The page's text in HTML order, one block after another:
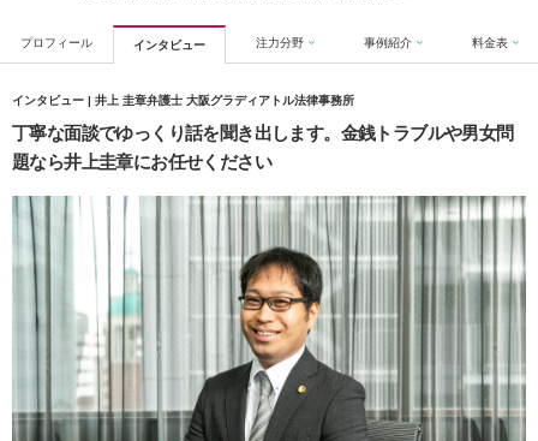
プロフィール インタビュー 注力分野 事例紹介 料金表
インタビュー | 井上 圭章弁護士 大阪グラディアトル法律事務所
丁寧な面談でゆっくり話を聞き出します。金銭トラブルや男女問
題なら井上圭章にお任せください